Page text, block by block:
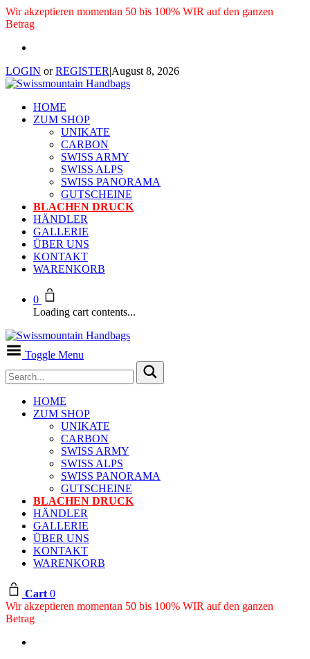
Wir akzeptieren momentan 50 bis 100% WIR auf den ganzen
Betrag
LOGIN orREGISTER|August 8, 2026
HOME
ZUM SHOP
UNIKATE
CARBON
SWISS ARMY
SWISS ALPS
SWISS PANORAMA
GUTSCHEINE
BLACHEN DRUCK
HÄNDLER
GALLERIE
ÜBER UNS
KONTAKT
WARENKORB
0
Loading cart contents...
Toggle Menu
HOME
ZUM SHOP
UNIKATE
CARBON
SWISS ARMY
SWISS ALPS
SWISS PANORAMA
GUTSCHEINE
BLACHEN DRUCK
HÄNDLER
GALLERIE
ÜBER UNS
KONTAKT
WARENKORB
Cart 0
Wir akzeptieren momentan 50 bis 100% WIR auf den ganzen
Betrag